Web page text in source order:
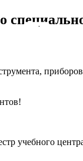
учебного